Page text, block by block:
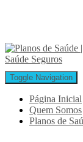
Toggle Navigation
Página Inicial
Quem Somos
Planos de
Plano de
no Mato
Published by
novembro de 2024